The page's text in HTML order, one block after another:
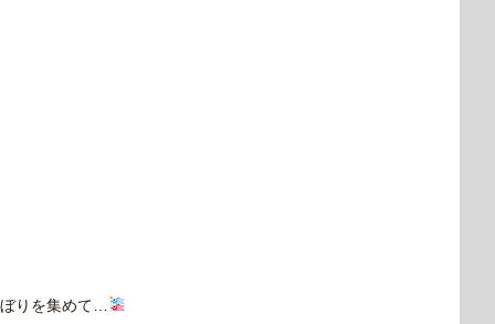
りを集めて…